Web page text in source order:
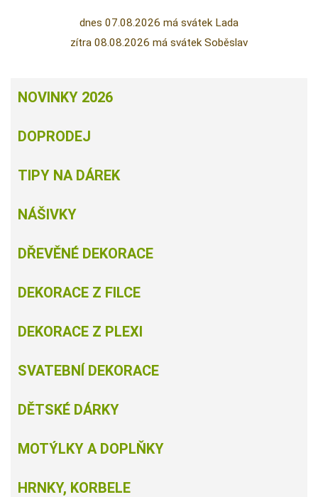
dnes 07.08.2026 má svátek Lada
zítra 08.08.2026 má svátek Soběslav
NOVINKY 2026
DOPRODEJ
TIPY NA DÁREK
NÁŠIVKY
DŘEVĚNÉ DEKORACE
DEKORACE Z FILCE
DEKORACE Z PLEXI
SVATEBNÍ DEKORACE
DĚTSKÉ DÁRKY
MOTÝLKY A DOPLŇKY
HRNKY, KORBELE